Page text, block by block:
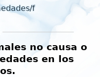
f
no causa o
en los